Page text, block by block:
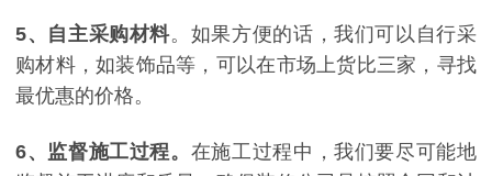
5、自主采购材料。如果方便的话，我们可以自行采
购材料，如装饰品等，可以在市场上货比三家，寻找
最优惠的价格。
6、监督施工过程。 在施工过程中，我们要尽可能地